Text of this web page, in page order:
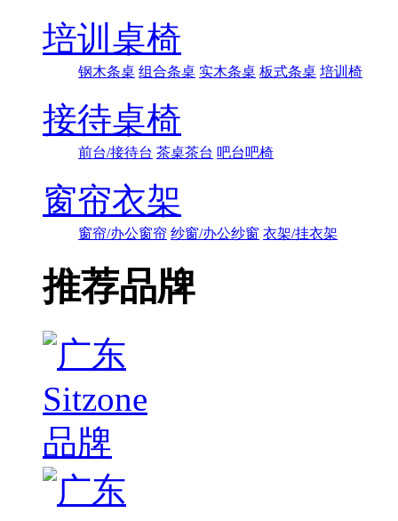
培训桌椅
钢木条桌 组合条桌 实木条桌 板式条桌 培训椅
接待桌椅
前台/接待台 茶桌茶台 吧台吧椅
窗帘衣架
窗帘/办公窗帘 纱窗/办公纱窗 衣架/挂衣架
推荐品牌